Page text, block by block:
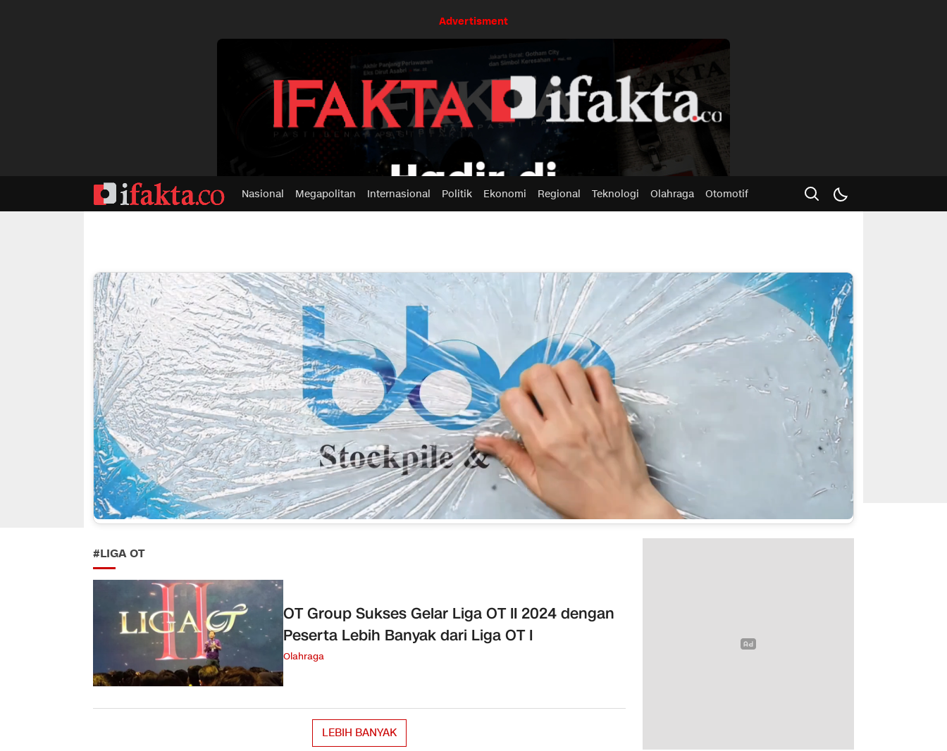
Advertisment
Nasional Megapolitan Internasional Politik Ekonomi Regional Teknologi Olahraga Otomotif
#LIGA OT
OT Group Sukses Gelar Liga OT II 2024 dengan
Peserta Lebih Banyak dari Liga OT I
Olahraga
LEBIH BANYAK